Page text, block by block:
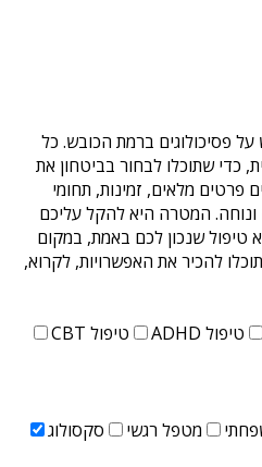
על פסיכולוגים ברמת הכובש. כל
כדי שתוכלו לבחור בביטחון את
מלאים, זמינות, תחומי
ונוחה. המטרה היא להקל עליכם
שנכון לכם באמת, במקום
להכיר את האפשרויות, לקרוא,
טיפול ADHD
טיפול CBT
מטפל רגשי
סקסולוג